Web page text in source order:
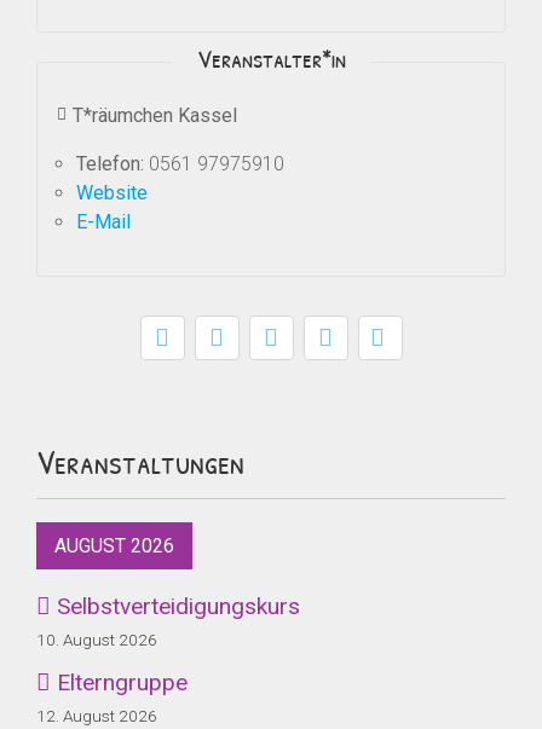
Veranstalter*in
T*räumchen Kassel
Telefon: 0561 97975910
Website
E-Mail
Veranstaltungen
AUGUST 2026
Selbstverteidigungskurs
10. August 2026
Elterngruppe
12. August 2026